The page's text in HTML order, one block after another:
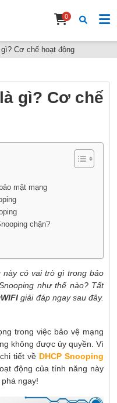
0
Cơ chế hoạt động
gì? Cơ chế
mật mạng
chặn?
này có vai trò gì trong bảo
như thế nào? Tất
giải đáp ngay sau đây.
trong việc bảo vệ mạng
không được ủy quyền. Vì
tiết về DHCP Snooping
động của tính năng này
ngay!